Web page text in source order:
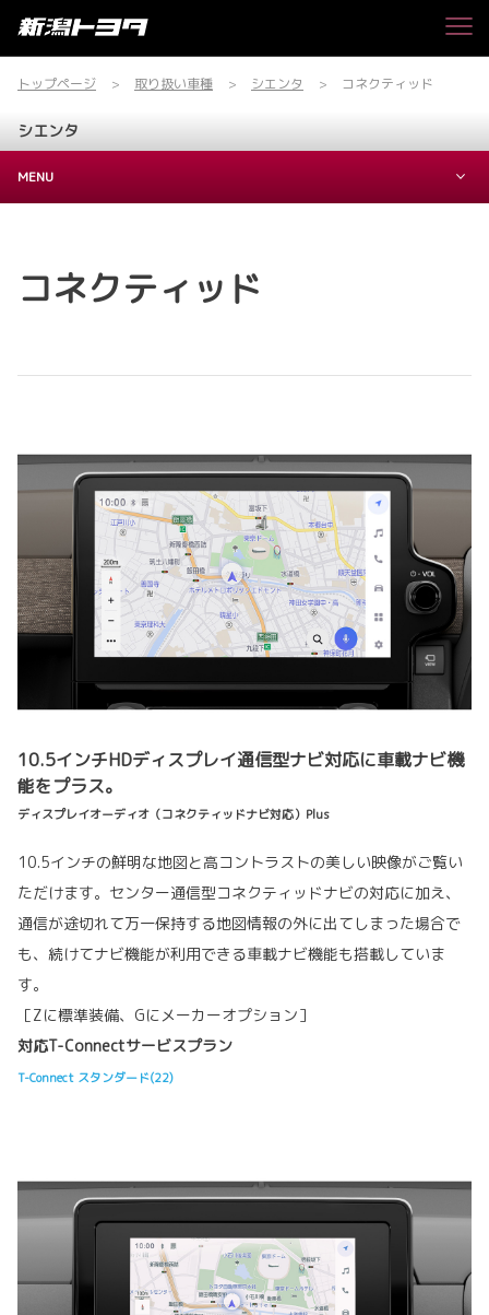
トップページ 取り扱い車種 シエンタ コネクティッド
シエンタ
MENU
コネクティッド
10.5インチHDディスプレイ通信型ナビ対応に車載ナビ機
能をプラス。
ディスプレイオーディオ（コネクティッドナビ対応）Plus
10.5インチの鮮明な地図と高コントラストの美しい映像がご覧い
ただけます。センター通信型コネクティッドナビの対応に加え、
通信が途切れて万一保持する地図情報の外に出てしまった場合で
も、続けてナビ機能が利用できる車載ナビ機能も搭載していま
す。
［Zに標準装備、Gにメーカーオプション］
対応T-Connectサービスプラン
T-Connect スタンダード(22)